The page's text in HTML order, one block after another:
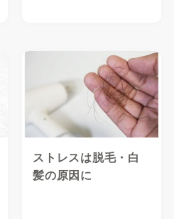
ストレスは脱毛・白
髪の原因に